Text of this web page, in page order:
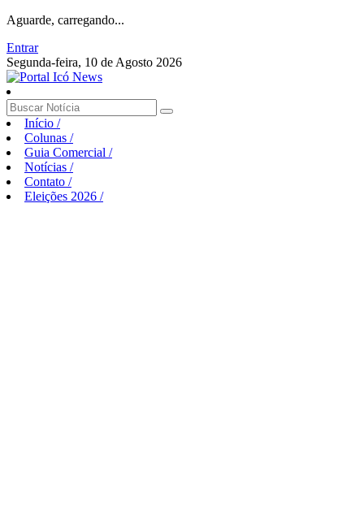
Aguarde, carregando...
Entrar
Segunda-feira, 10 de Agosto 2026
Início /
Colunas /
Guia Comercial /
Notícias /
Contato /
Eleições 2026 /